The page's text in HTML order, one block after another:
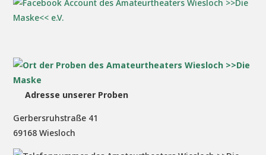
Adresse unserer Proben
Gerbersruhstraße 41
69168 Wiesloch